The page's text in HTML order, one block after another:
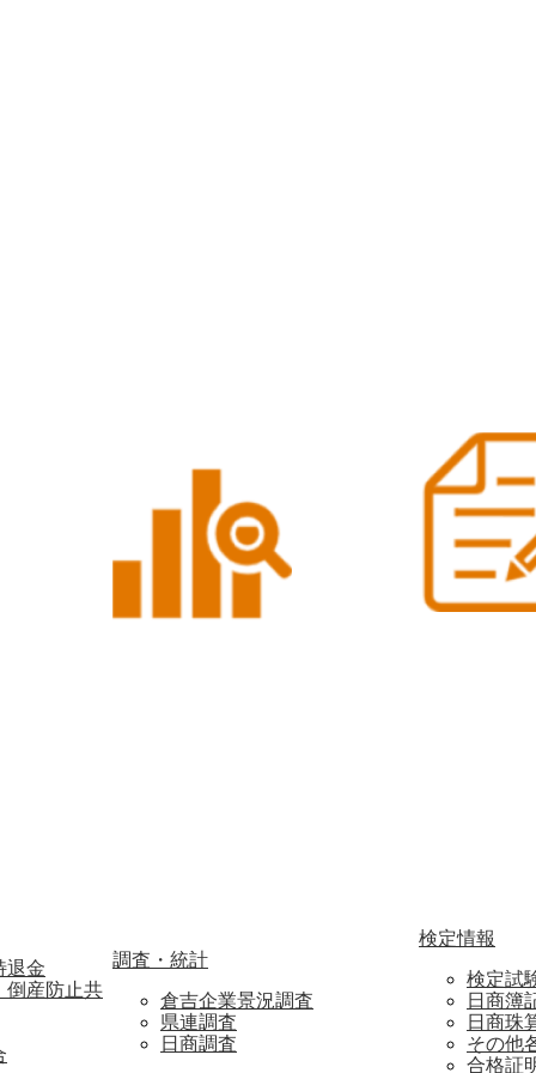
退金
倒産防止共
調査・統計
倉吉企業景況調査
県連調査
日商調査
検定情報
検定試
日商簿
日商珠
その他
合格証